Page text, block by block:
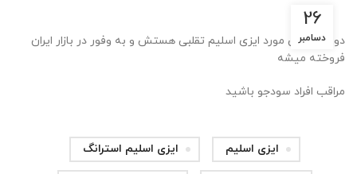
26
دسامبر
دوستان این مورد ایزی اسلیم تقلبی هستش و به وفور در بازار ایران
فروخته میشه
مراقب افراد سودجو باشید
ایزی اسلیم ایزی اسلیم استرانگ